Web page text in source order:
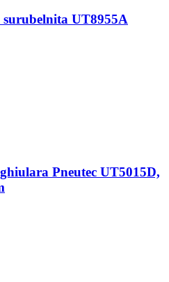
UT8955A
Pneutec UT5015D,